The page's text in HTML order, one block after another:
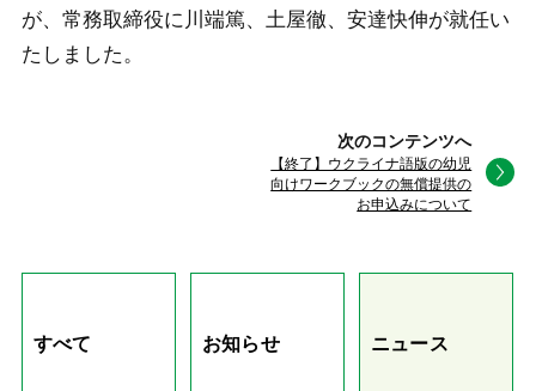
が、常務取締役に川端篤、土屋徹、安達快伸が就任い
たしました。
次のコンテンツへ
【終了】ウクライナ語版の幼児
向けワークブックの無償提供の
お申込みについて
すべて お知らせ ニュース